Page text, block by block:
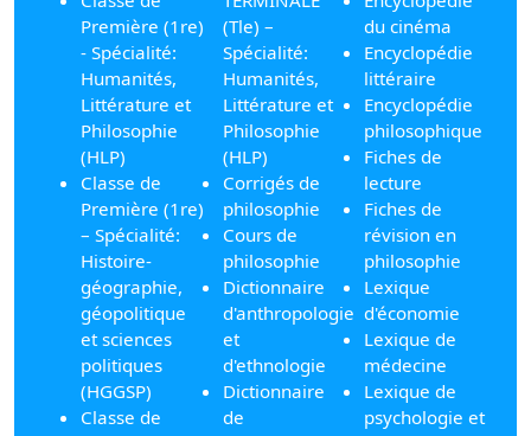
Première (1re)
- Spécialité:
Humanités,
Littérature et
Philosophie
(HLP)
Classe de
Première (1re)
– Spécialité:
Histoire-
géographie,
géopolitique
et sciences
politiques
(HGGSP)
Classe de
(Tle) –
Spécialité:
Humanités,
Littérature et
Philosophie
(HLP)
Corrigés de
philosophie
Cours de
philosophie
Dictionnaire
d'anthropologie
et
d'ethnologie
Dictionnaire
de
du cinéma
Encyclopédie
littéraire
Encyclopédie
philosophique
Fiches de
lecture
Fiches de
révision en
philosophie
Lexique
d'économie
Lexique de
médecine
Lexique de
psychologie et